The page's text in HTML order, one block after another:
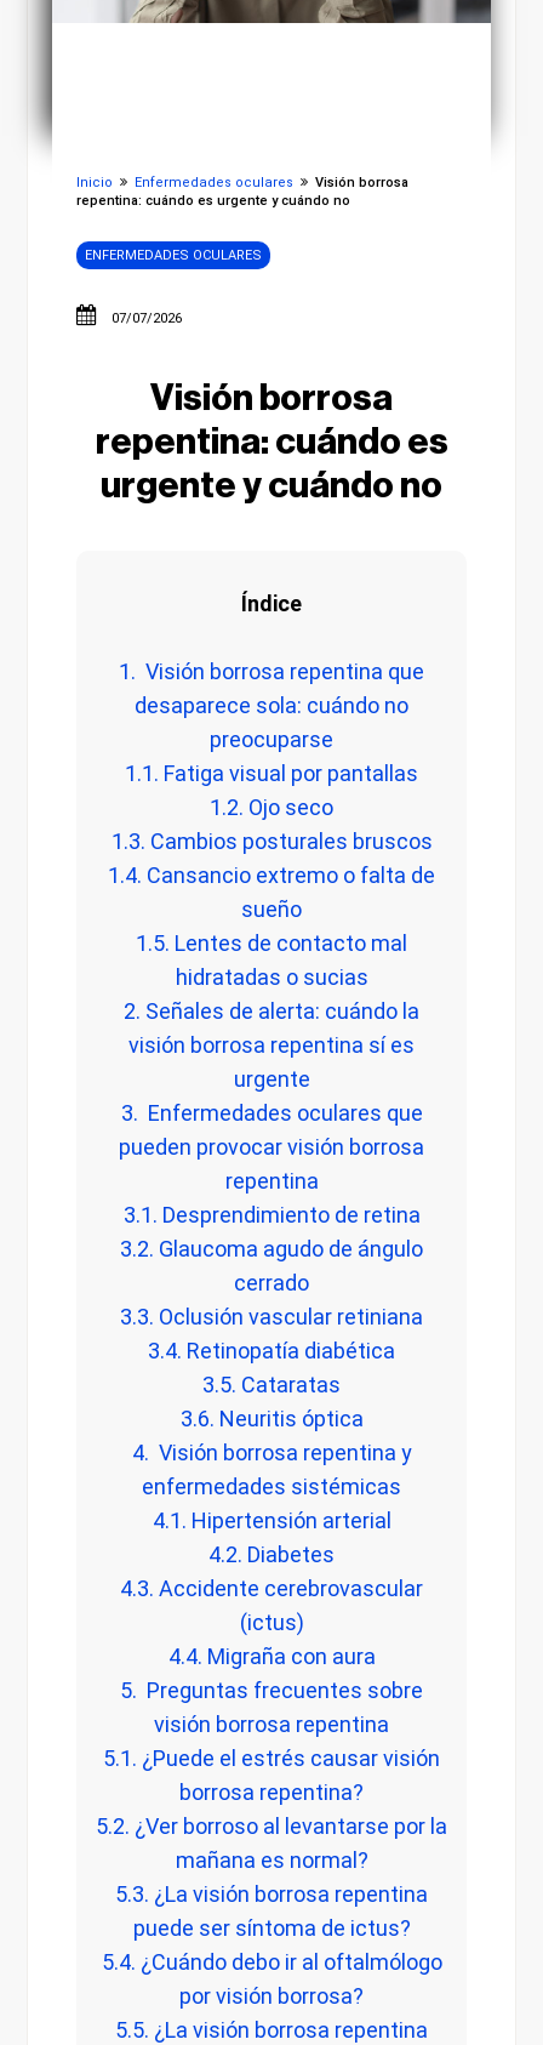
Inicio Enfermedades oculares
Visión borrosa
repentina: cuándo es urgente y cuándo no
ENFERMEDADES OCULARES
07/07/2026
Visión borrosa
repentina: cuándo es
urgente y cuándo no
Índice
1. Visión borrosa repentina que
desaparece sola: cuándo no
preocuparse
1.1. Fatiga visual por pantallas
1.2. Ojo seco
1.3. Cambios posturales bruscos
1.4. Cansancio extremo o falta de
sueño
1.5. Lentes de contacto mal
hidratadas o sucias
2. Señales de alerta: cuándo la
visión borrosa repentina sí es
urgente
3. Enfermedades oculares que
pueden provocar visión borrosa
repentina
3.1. Desprendimiento de retina
3.2. Glaucoma agudo de ángulo
cerrado
3.3. Oclusión vascular retiniana
3.4. Retinopatía diabética
3.5. Cataratas
3.6. Neuritis óptica
4. Visión borrosa repentina y
enfermedades sistémicas
4.1. Hipertensión arterial
4.2. Diabetes
4.3. Accidente cerebrovascular
(ictus)
4.4. Migraña con aura
5. Preguntas frecuentes sobre
visión borrosa repentina
5.1. ¿Puede el estrés causar visión
borrosa repentina?
5.2. ¿Ver borroso al levantarse por la
mañana es normal?
5.3. ¿La visión borrosa repentina
puede ser síntoma de ictus?
5.4. ¿Cuándo debo ir al oftalmólogo
por visión borrosa?
5.5. ¿La visión borrosa repentina